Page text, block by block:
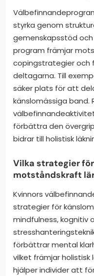
styrka genom
gemenskapsstöd
program främjar
copingstrategier och
deltagarna. Till
säker plats för att
känslomässiga band.
förbättra den
bidrar till holistisk
Vilka strategier
motståndskraft
Kvinnors
strategier för
mindfulness, kognitiv
förbättrar mental
vilket främjar holistisk
hjälper individer att